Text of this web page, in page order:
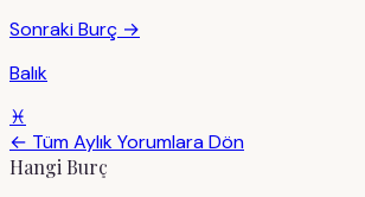
Sonraki Burç →
Balık
♓
← Tüm Aylık Yorumlara Dön
Hangi Burç